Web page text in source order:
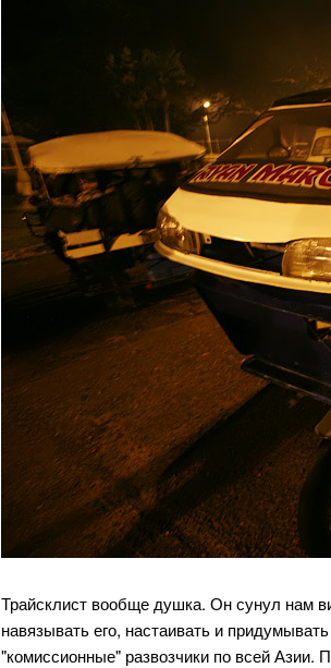
Трайсклист вообще душка. Он сунул нам
навязывать его, настаивать и
"комиссионные" развозчики по всей Азии.